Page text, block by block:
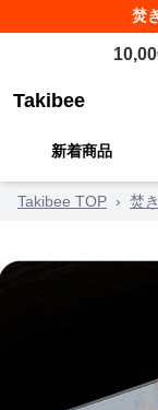
焚
Takibee
新着商品
Takibee TOP › 焚